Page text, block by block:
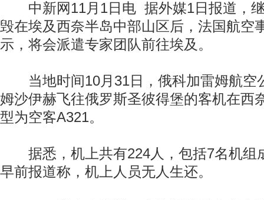
中新网11月1日电 据外媒1日报道，继
毁在埃及西奈半岛中部山区后，法国航空
示，将会派遣专家团队前往埃及。
当地时间10月31日，俄科加雷姆航空
姆沙伊赫飞往俄罗斯圣彼得堡的客机在西
型为空客A321。
据悉，机上共有224人，包括7名机组
早前报道称，机上人员无人生还。